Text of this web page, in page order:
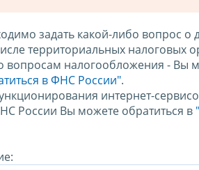
задать какой-либо вопрос о
территориальных налоговых
вопросам налогообложения - Вы
в ФНС России".
интернет-
России Вы можете обратиться в